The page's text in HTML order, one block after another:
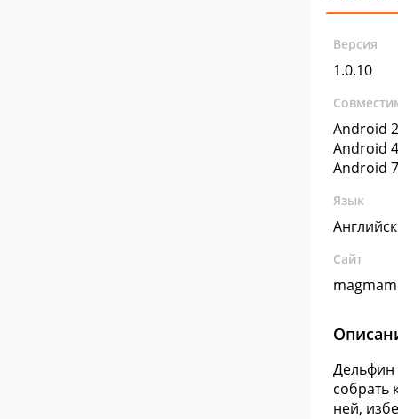
Версия
1.0.10
Android
Android
Android
Язык
Сайт
Дельфин
собрать
ней,